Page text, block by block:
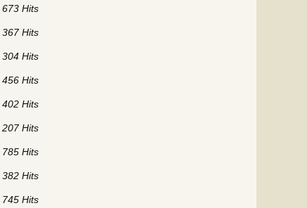
673 Hits
367 Hits
304 Hits
456 Hits
402 Hits
207 Hits
785 Hits
382 Hits
745 Hits